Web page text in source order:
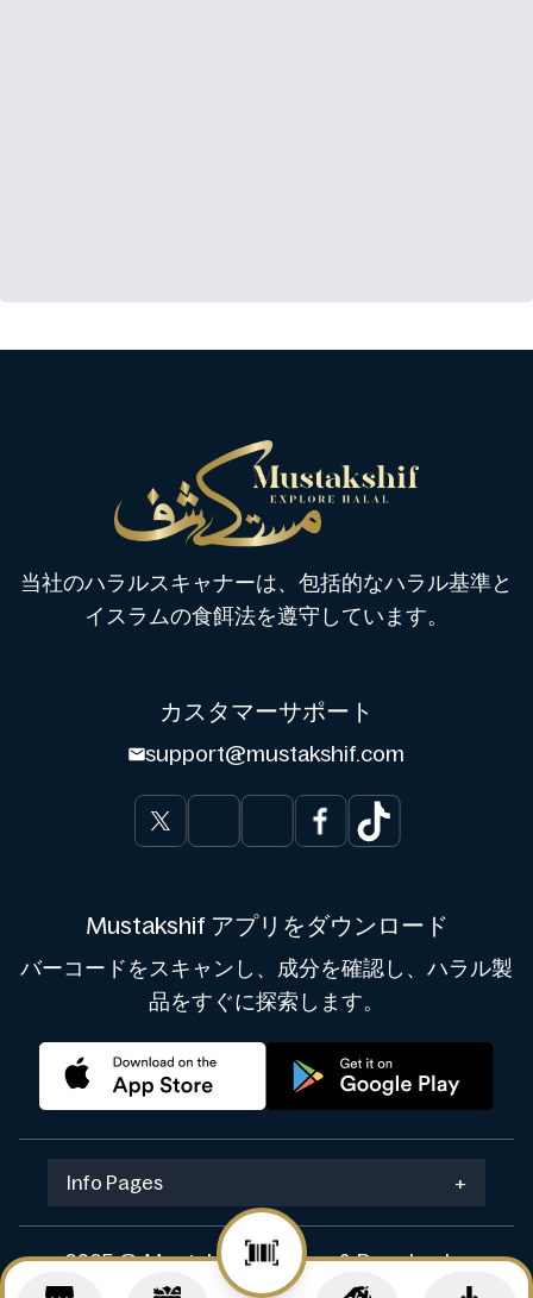
当社のハラルスキャナーは、包括的なハラル基準と
イスラムの食餌法を遵守しています。
カスタマーサポート
support@mustakshif.com
Mustakshif アプリをダウンロード
バーコードをスキャンし、成分を確認し、ハラル製
品をすぐに探索します。
Info Pages +
2025 © Mustakshif. Design & Develop by